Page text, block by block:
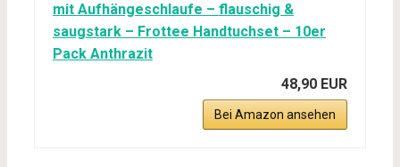
mit Aufhängeschlaufe – flauschig &
saugstark – Frottee Handtuchset – 10er
Pack Anthrazit
48,90 EUR
Bei Amazon ansehen